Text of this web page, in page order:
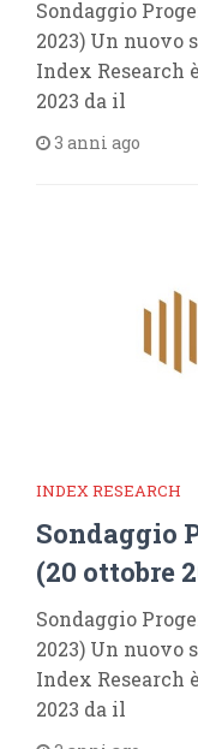
Sondaggio
2023) Un nuovo
Index Research
2023 da il
3 anni ago
INDEX RESEARCH
Sondaggio
(20 ottobre
Sondaggio
2023) Un nuovo
Index Research
2023 da il